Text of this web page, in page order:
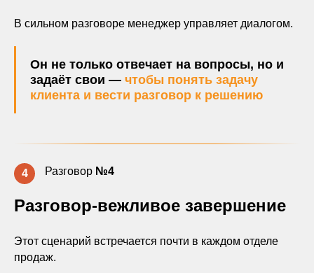
В сильном разговоре менеджер управляет диалогом.
Он не только отвечает на вопросы, но и
задаёт свои — чтобы понять задачу
клиента и вести разговор к решению
4 Разговор №4
Разговор-вежливое завершение
Этот сценарий встречается почти в каждом отделе
продаж.